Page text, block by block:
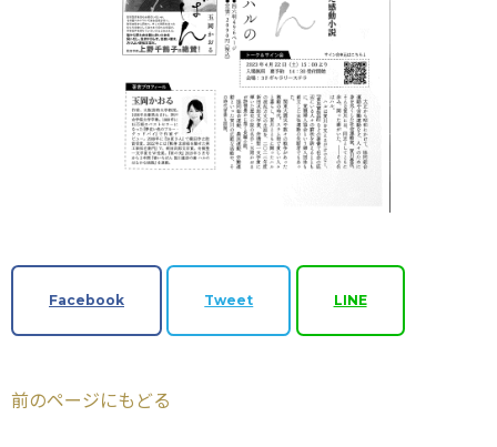
Facebook Tweet LINE
前のページにもどる